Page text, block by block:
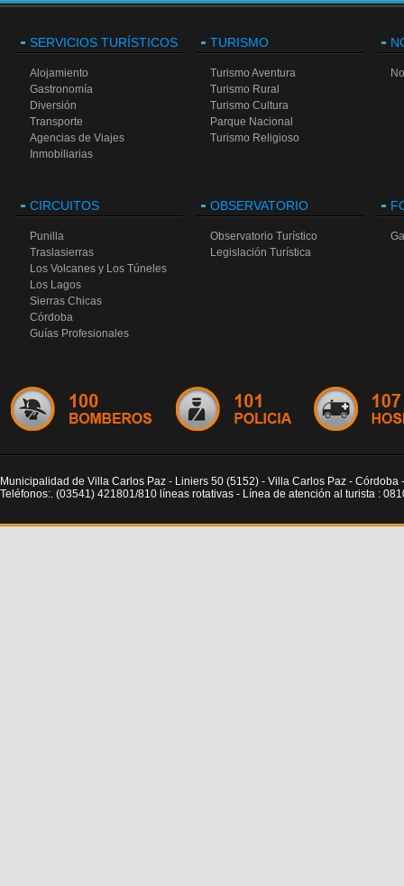
SERVICIOS TURÍSTICOS
Alojamiento
Gastronomía
Diversión
Transporte
Agencias de Viajes
Inmobiliarias
TURISMO
Turismo Aventura
Turismo Rural
Turismo Cultura
Parque Nacional
Turismo Religioso
CIRCUITOS
Punilla
Traslasierras
Los Volcanes y Los Túneles
Los Lagos
Sierras Chicas
Córdoba
Guías Profesionales
OBSERVATORIO
Observatorio Turístico
Legislación Turística
Municipalidad de Villa Carlos Paz - Liniers 50 (5152) - Villa Carlos Paz - Córdoba
Teléfonos:. (03541) 421801/810 líneas rotativas - Línea de atención al turista :